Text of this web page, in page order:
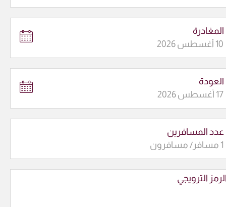
المغادرة
العودة
عدد المسافرين
الترويجي